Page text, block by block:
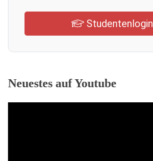
Studentenlogin
Neuestes auf Youtube